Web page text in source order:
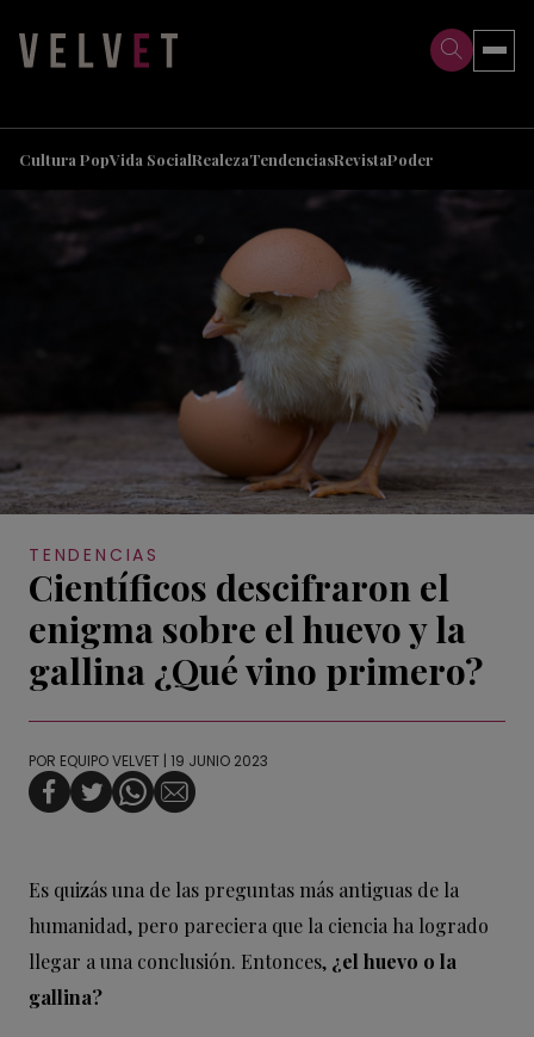
Cultura PopVida SocialRealezaTendenciasRevistaPoder
TENDENCIAS
Científicos descifraron el
enigma sobre el huevo y la
gallina ¿Qué vino primero?
POR EQUIPO VELVET | 19 JUNIO 2023
Es quizás una de las preguntas más antiguas de la
humanidad, pero pareciera que la ciencia ha logrado
llegar a una conclusión. Entonces, ¿el huevo o la
gallina?